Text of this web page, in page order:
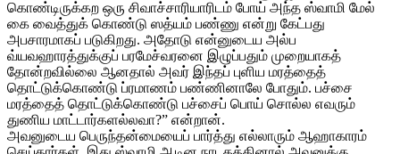
கொண்டிருக்கற ஒரு சிவாச்சாரியாரிடம் போய் அந்த ஸ்வாமி மேல்
கை வைத்துக் கொண்டு ஸத்யம் பண்ணு என்று கேட்பது
அபசாரமாகப் படுகிறது. அதோடு என்னுடைய அல்ப
வ்யவஹாரத்துக்குப் பரமேச்வரனை இழுப்பதும் முறையாகத்
தோன்றவில்லை ஆனதால் அவர் இந்தப் புளிய மரத்தைத்
தொட்டுக்கொண்டு ப்ரமாணம் பண்ணினாலே போதும். பச்சை
மரத்தைத் தொட்டுக்கொண்டு பச்சைப் பொய் சொல்ல எவரும்
துணிய மாட்டார்களல்லவா?” என்றான்.
அவனுடைய பெருந்தன்மையைப் பார்த்து எல்லாரும் ஆஹாகாரம்